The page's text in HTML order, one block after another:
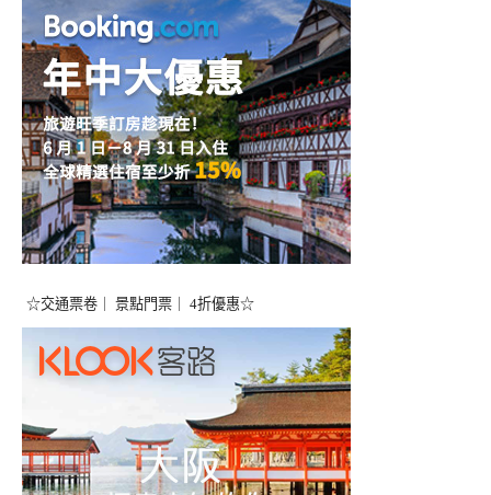
☆交通票卷｜ 景點門票｜ 4折優惠☆